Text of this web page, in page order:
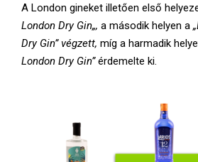
A London gineket illetően első
London Dry Gin„, a második helyen a
Dry Gin” végzett, míg a harmadik
London Dry Gin”érdemelte ki.